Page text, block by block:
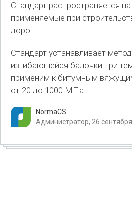
Стандарт распространяется
применяемые при
дорог.
Стандарт устанавливает
изгибающейся балочки при
применим к битумным
от 20 до 1000 МПа.
NormaCS
Администратор, 26